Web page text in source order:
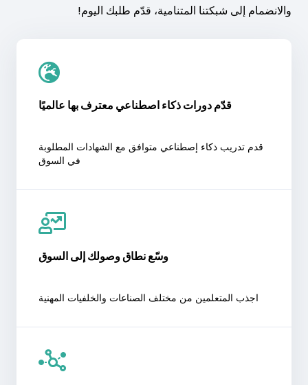
والانضمام إلى شبكتنا المتنامية، قدّم طلبك اليوم!
قدّم دورات ذكاء اصطناعي معترف بها عالميًا
قدم تدريب ذكاء إصطناعي متوافق مع الشهادات المطلوبة
في السوق
وسّع نطاق وصولك إلى السوق
اجذب المتعلمين من مختلف الصناعات والخلفيات المهنية